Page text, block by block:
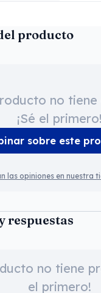
producto
no tiene
¡Sé el primero!
sobre este
las opiniones en nuestra
respuestas
no tiene
el primero!